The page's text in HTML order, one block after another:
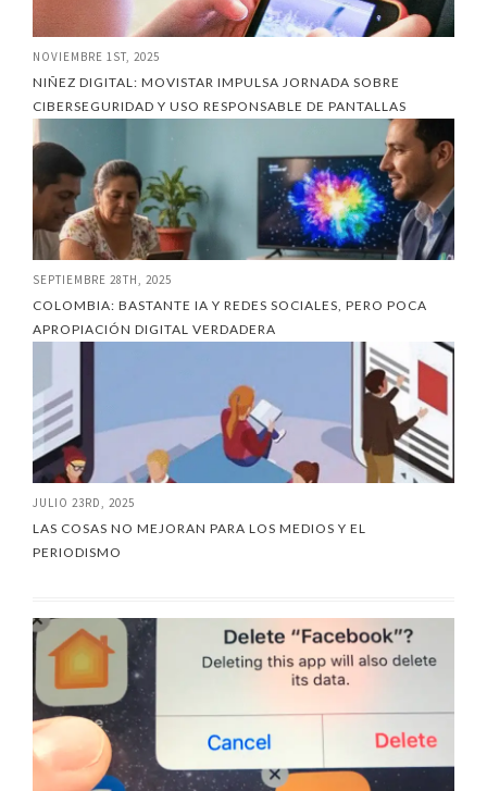
NOVIEMBRE 1ST, 2025
NIÑEZ DIGITAL: MOVISTAR IMPULSA JORNADA SOBRE
CIBERSEGURIDAD Y USO RESPONSABLE DE PANTALLAS
SEPTIEMBRE 28TH, 2025
COLOMBIA: BASTANTE IA Y REDES SOCIALES, PERO POCA
APROPIACIÓN DIGITAL VERDADERA
JULIO 23RD, 2025
LAS COSAS NO MEJORAN PARA LOS MEDIOS Y EL
PERIODISMO